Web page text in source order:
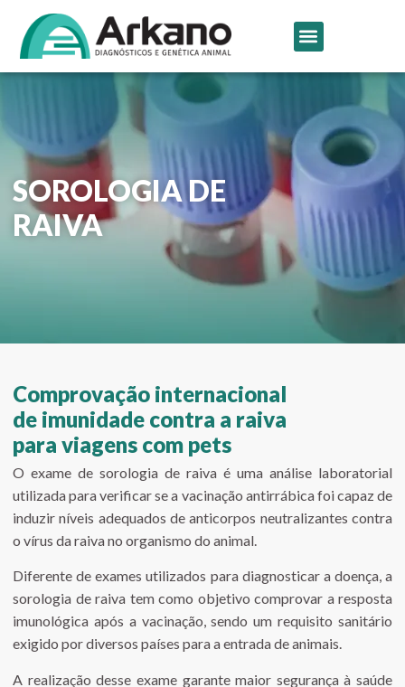
SOROLOGIA DE
RAIVA
Comprovação internacional
de imunidade contra a raiva
para viagens com pets
O exame de sorologia de raiva é uma análise laboratorial
utilizada para verificar se a vacinação antirrábica foi capaz de
induzir níveis adequados de anticorpos neutralizantes contra
o vírus da raiva no organismo do animal.
Diferente de exames utilizados para diagnosticar a doença, a
sorologia de raiva tem como objetivo comprovar a resposta
imunológica após a vacinação, sendo um requisito sanitário
exigido por diversos países para a entrada de animais.
A realização desse exame garante maior segurança à saúde